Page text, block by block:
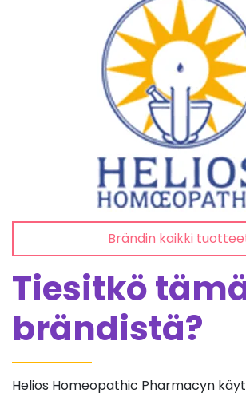
Brändin kaikki
Tiesitkö
brändistä?
Helios Homeopathic Pharmacyn